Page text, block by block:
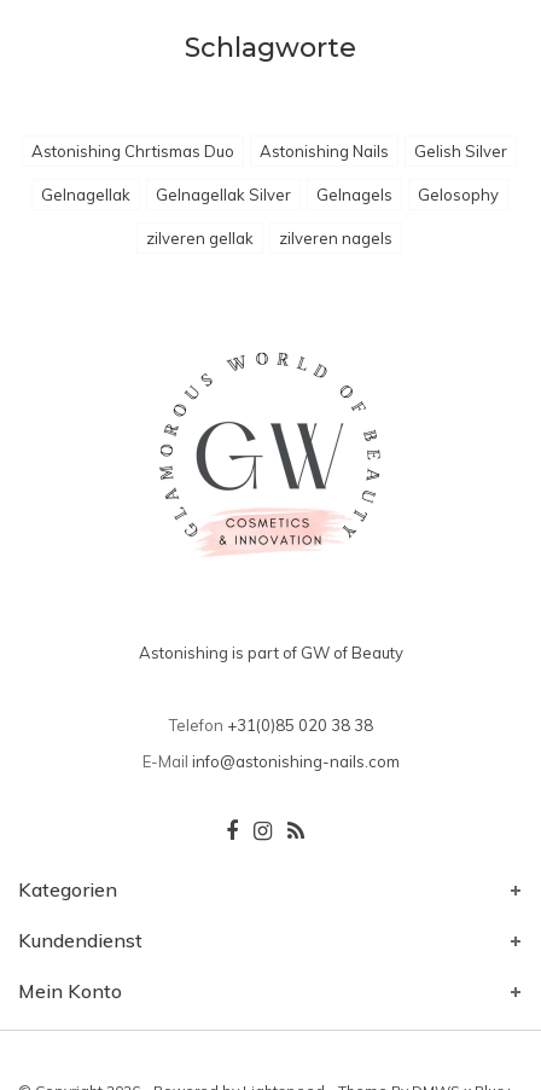
Schlagworte
Astonishing Chrtismas Duo Astonishing Nails Gelish Silver
Gelnagellak Gelnagellak Silver Gelnagels Gelosophy
zilveren gellak zilveren nagels
Astonishing is part of GW of Beauty
Telefon +31(0)85 020 38 38
E-Mail info@astonishing-nails.com
Kategorien
Kundendienst
Mein Konto